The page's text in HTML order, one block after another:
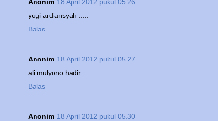
Anonim 18 April 2012 pukul 05.26
yogi ardiansyah .....
Balas
Anonim 18 April 2012 pukul 05.27
ali mulyono hadir
Balas
Anonim 18 April 2012 pukul 05.30